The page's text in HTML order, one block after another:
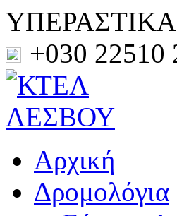
+030 22510
Αρχική
Δρομολόγια